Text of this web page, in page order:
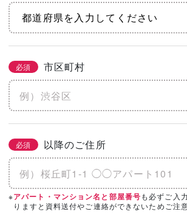
必須 市区町村
必須 以降のご住所
※アパート・マンション名と部屋番号も必ずご入
りますと資料送付やご連絡ができないためご注